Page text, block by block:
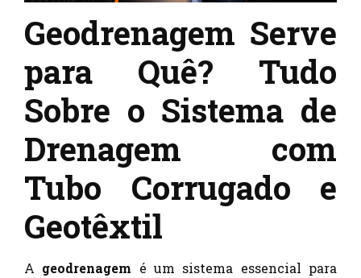
Geodrenagem Serve
para Quê? Tudo
Sobre o Sistema de
Drenagem com
Tubo Corrugado e
Geotêxtil
A geodrenagem é um sistema essencial para